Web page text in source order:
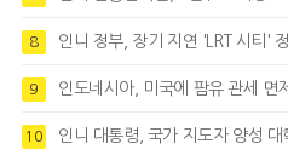
8 인니 정부, 장기 지연 'LRT 시티' 정
9 인도네시아, 미국에 팜유 관세 면
10 인니 대통령, 국가 지도자 양성 대